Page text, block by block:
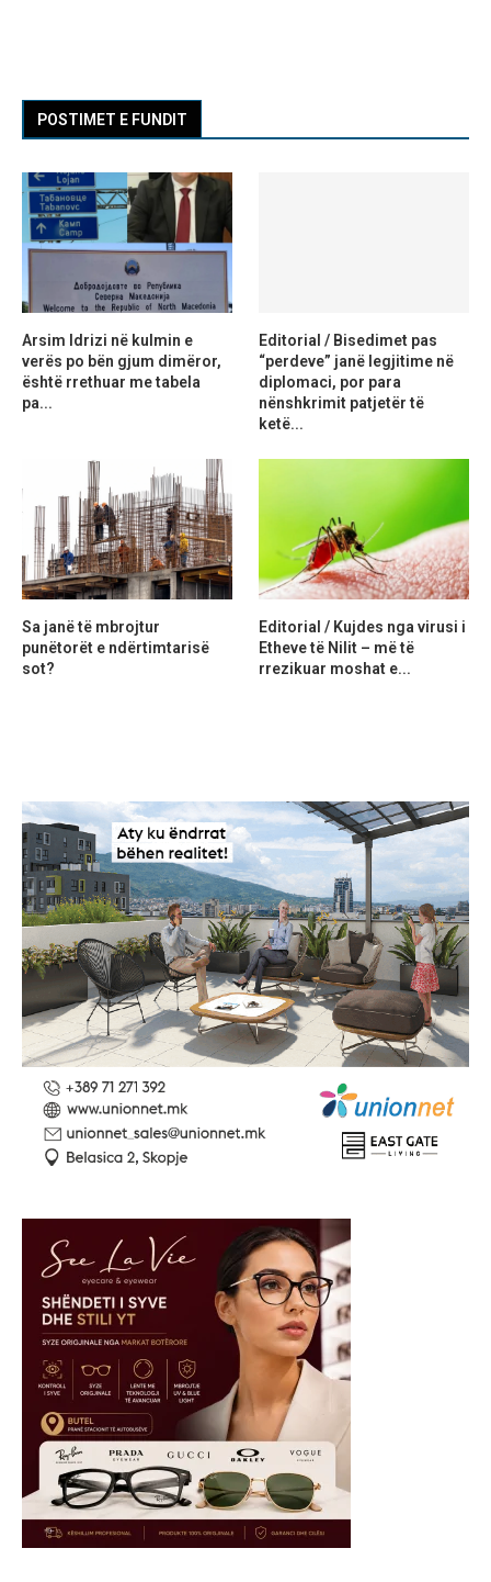
POSTIMET E FUNDIT
Arsim Idrizi në kulmin e
verës po bën gjum dimëror,
është rrethuar me tabela
pa...
Editorial / Bisedimet pas
“perdeve” janë legjitime në
diplomaci, por para
nënshkrimit patjetër të
ketë...
Sa janë të mbrojtur
punëtorët e ndërtimtarisë
sot?
Editorial / Kujdes nga virusi i
Etheve të Nilit – më të
rrezikuar moshat e...